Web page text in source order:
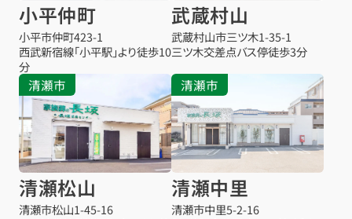
小平仲町
小平市仲町423-1
西武新宿線「小平駅」より徒歩10
分
武蔵村山
武蔵村山市三ツ木1-35-1
三ツ木交差点バス停徒歩3分
清瀬市
清瀬松山
清瀬市松山1-45-16
清瀬市
清瀬中里
清瀬市中里5-2-16